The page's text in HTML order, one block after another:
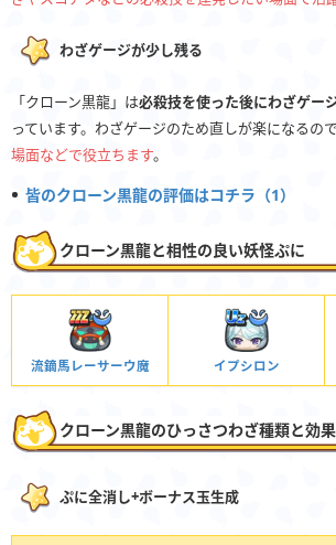
わざゲージが少し残る
「クローン黒龍」は必殺技を使った後にわざゲー
っています。わざゲージのため直しが楽になるので
場面などで役立ちます。
皆のクローン黒龍の評価はコチラ（1）
クローン黒龍と相性の良い妖怪ぷに
流鏑馬レーサーウ魔 イプシロン
クローン黒龍のひっさつわざ種類と効果
ぷに全消し+ボーナス玉生成